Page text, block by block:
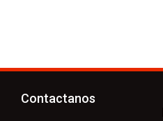
Contactanos